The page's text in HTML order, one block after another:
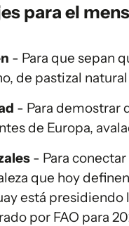
para el
- Para que sepan
de pastizal
- Para demostrar
de Europa,
- Para
que hoy
está presidiendo
por FAO para